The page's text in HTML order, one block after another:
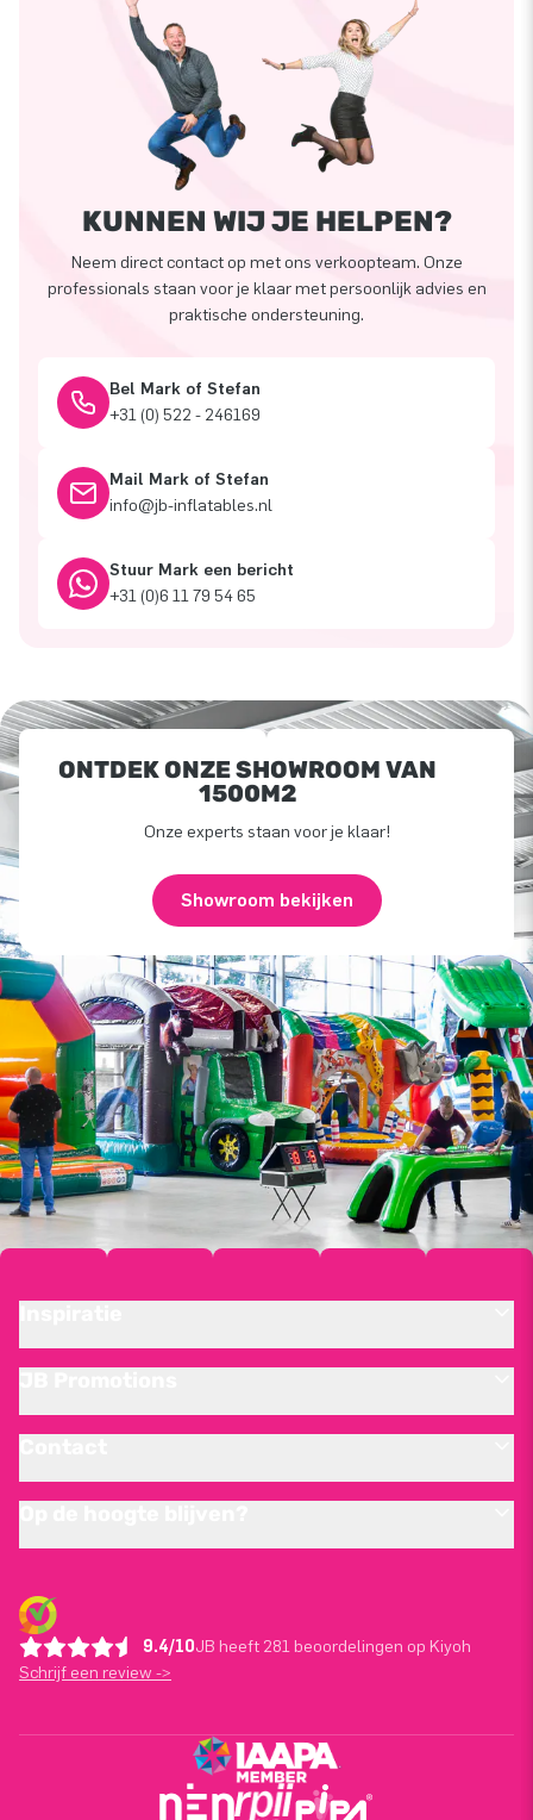
KUNNEN WIJ JE HELPEN?
Neem direct contact op met ons verkoopteam. Onze
professionals staan voor je klaar met persoonlijk advies en
praktische ondersteuning.
Bel Mark of Stefan
+31 (0) 522 - 246169
Mail Mark of Stefan
info@jb-inflatables.nl
Stuur Mark een bericht
+31 (0)6 11 79 54 65
ONTDEK ONZE SHOWROOM VAN
1500M2
Onze experts staan voor je klaar!
Showroom bekijken
9.4/10JB heeft 281 beoordelingen op Kiyoh
Schrijf een review ->